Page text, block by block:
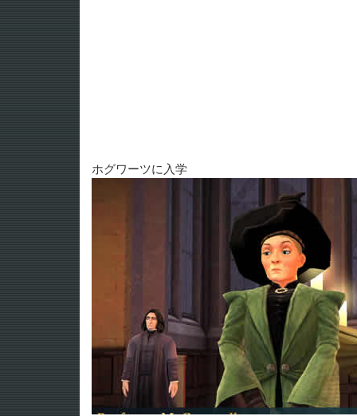
ホグワーツに入学